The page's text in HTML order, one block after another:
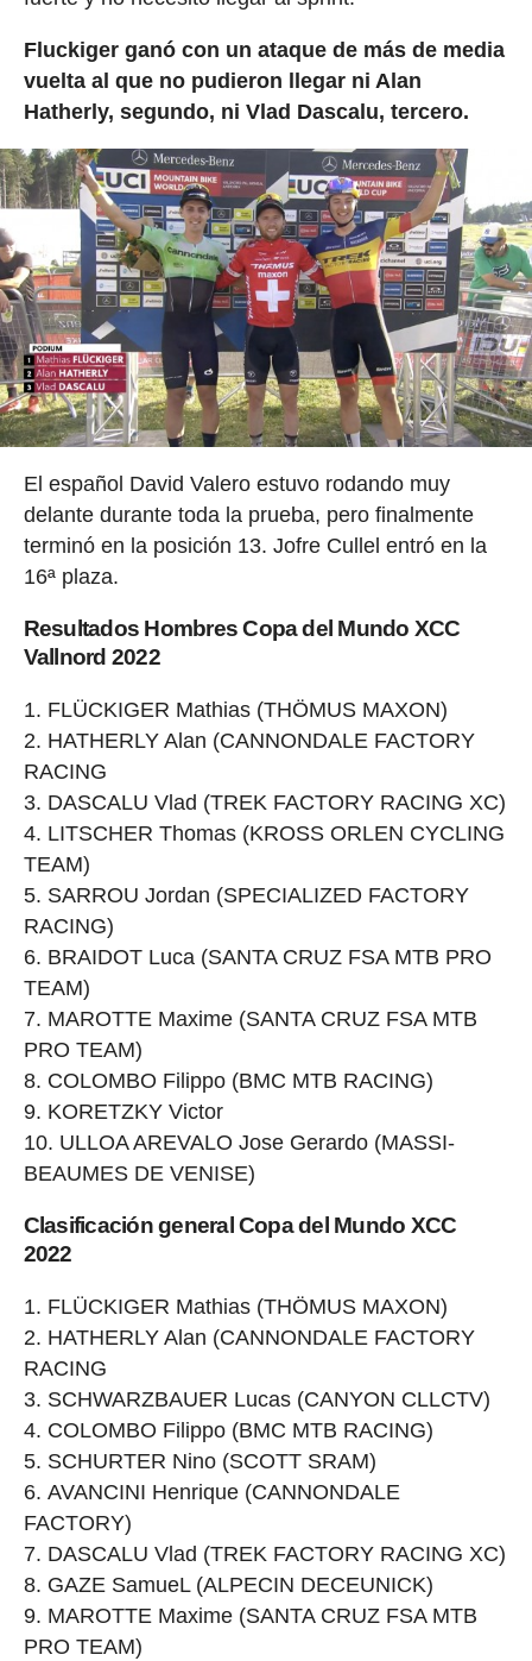
Fluckiger ganó con un ataque de más de media
vuelta al que no pudieron llegar ni Alan
Hatherly, segundo, ni Vlad Dascalu, tercero.
El español David Valero estuvo rodando muy
delante durante toda la prueba, pero finalmente
terminó en la posición 13. Jofre Cullel entró en la
16ª plaza.
Resultados Hombres Copa del Mundo XCC
Vallnord 2022
FLÜCKIGER Mathias (THÖMUS MAXON)
HATHERLY Alan (CANNONDALE FACTORY
RACING
DASCALU Vlad (TREK FACTORY RACING XC)
LITSCHER Thomas (KROSS ORLEN CYCLING
TEAM)
SARROU Jordan (SPECIALIZED FACTORY
RACING)
BRAIDOT Luca (SANTA CRUZ FSA MTB PRO
TEAM)
MAROTTE Maxime (SANTA CRUZ FSA MTB
PRO TEAM)
COLOMBO Filippo (BMC MTB RACING)
KORETZKY Victor
ULLOA AREVALO Jose Gerardo (MASSI-
BEAUMES DE VENISE)
Clasificación general Copa del Mundo XCC
2022
FLÜCKIGER Mathias (THÖMUS MAXON)
HATHERLY Alan (CANNONDALE FACTORY
RACING
SCHWARZBAUER Lucas (CANYON CLLCTV)
COLOMBO Filippo (BMC MTB RACING)
SCHURTER Nino (SCOTT SRAM)
AVANCINI Henrique (CANNONDALE
FACTORY)
DASCALU Vlad (TREK FACTORY RACING XC)
GAZE SamueL (ALPECIN DECEUNICK)
MAROTTE Maxime (SANTA CRUZ FSA MTB
PRO TEAM)